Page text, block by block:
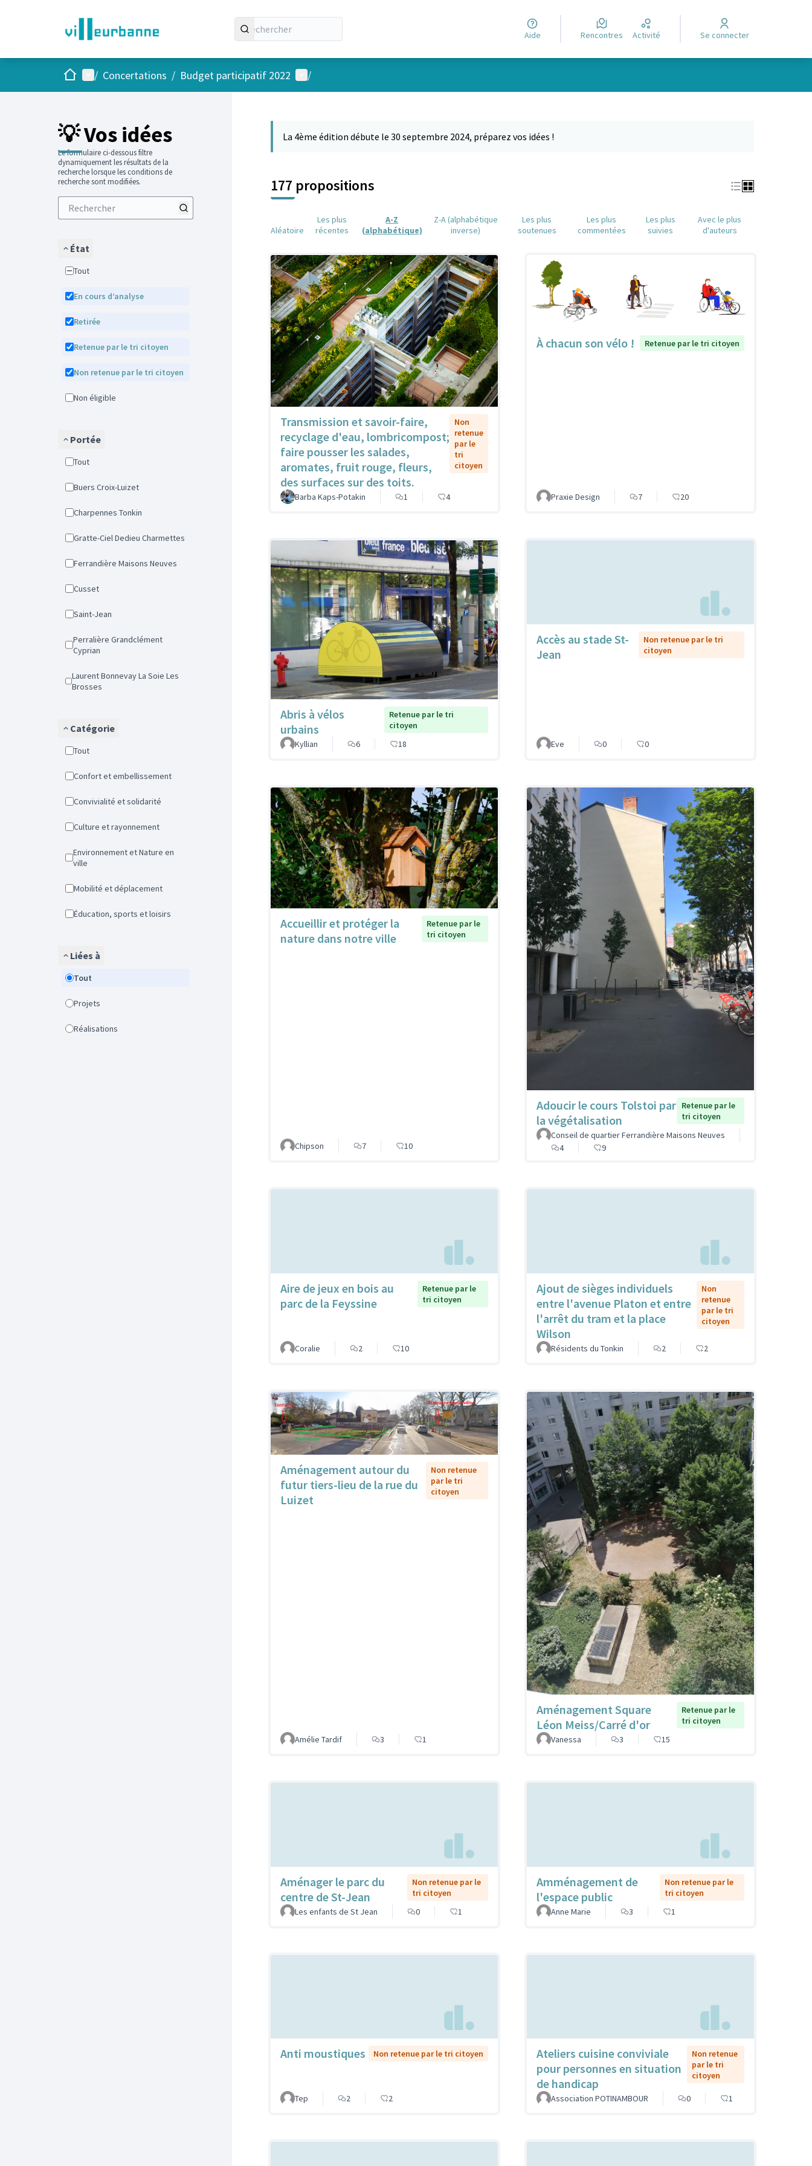
Aide Rencontres Activité Se connecter
AccueilMenu principal
/ Concertations / Budget participatif 2022 Menu utilisateur
/
💡 Vos idées
Le formulaire ci-dessous filtre
dynamiquement les résultats de la
recherche lorsque les conditions de
recherche sont modifiées.
État
Tout
En cours d’analyse
Retirée
Retenue par le tri citoyen
Non retenue par le tri citoyen
Non éligible
Portée
Tout
Buers Croix-Luizet
Charpennes Tonkin
Gratte-Ciel Dedieu Charmettes
Ferrandière Maisons Neuves
Cusset
Saint-Jean
Perralière Grandclément
Cyprian
Laurent Bonnevay La Soie Les
Brosses
Catégorie
Tout
Confort et embellissement
Convivialité et solidarité
Culture et rayonnement
Environnement et Nature en
ville
Mobilité et déplacement
Éducation, sports et loisirs
Liées à
Tout
Projets
Réalisations
La 4ème édition débute le 30 septembre 2024, préparez vos idées !
177 propositions
Aléatoire
Les plus
récentes
A-Z
(alphabétique)
Z-A (alphabétique
inverse)
Les plus
soutenues
Les plus
commentées
Les plus
suivies
Avec le plus
d'auteurs
Transmission et savoir-faire,
recyclage d'eau, lombricompost;
faire pousser les salades,
aromates, fruit rouge, fleurs,
des surfaces sur des toits.
Non
retenue
par le
tri
citoyen
Barba Kaps-Potakin 1 4
À chacun son vélo ! Retenue par le tri citoyen
Praxie Design 7 20
Abris à vélos
urbains
Retenue par le tri
citoyen
Kyllian
6 18
Accès au stade St-
Jean
Non retenue par le tri
citoyen
Eve 0 0
Accueillir et protéger la
nature dans notre ville
Retenue par le
tri citoyen
Chipson 7 10
Adoucir le cours Tolstoi par
la végétalisation
Retenue par le
tri citoyen
Conseil de quartier Ferrandière Maisons Neuves
4
9
Aire de jeux en bois au
parc de la Feyssine
Retenue par le
tri citoyen
Coralie 2 10
Ajout de sièges individuels
entre l'avenue Platon et entre
l'arrêt du tram et la place
Wilson
Non
retenue
par le tri
citoyen
Résidents du Tonkin 2 2
Aménagement autour du
futur tiers-lieu de la rue du
Luizet
Non retenue
par le tri
citoyen
Amélie Tardif 3 1
Aménagement Square
Léon Meiss/Carré d'or
Retenue par le
tri citoyen
Vanessa
3 15
Aménager le parc du
centre de St-Jean
Non retenue par le
tri citoyen
Les enfants de St Jean
0 1
Amménagement de
l'espace public
Non retenue par le
tri citoyen
Anne Marie
3 1
Anti moustiques Non retenue par le tri citoyen
Tep 2 2
Ateliers cuisine conviviale
pour personnes en situation
de handicap
Non retenue
par le tri
citoyen
Association POTINAMBOUR 0 1